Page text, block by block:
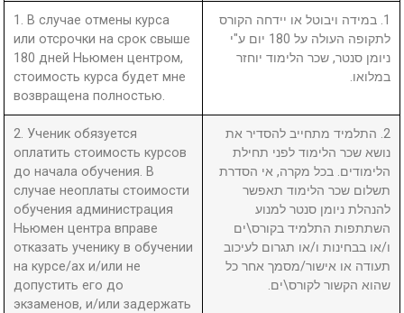
1. В случае отмены курса
или отсрочки на срок свыше
180 дней Ньюмен центром,
стоимость курса будет мне
возвращена полностью.
1. במידה ויבוטל או יידחה הקורס
לתקופה העולה על 180 יום ע"י
ניומן סנטר, שכר הלימוד יוחזר
במלואו.
2. Ученик обязуется
оплатить стоимость курсов
до начала обучения. В
случае неоплаты стоимости
обучения администрация
Ньюмен центра вправе
отказать ученику в обучении
на курсе/ах и/или не
допустить его до
экзаменов, и/или задержать
2. התלמיד מתחייב להסדיר את
נושא שכר הלימוד לפני תחילת
הלימודים. בכל מקרה, אי הסדרת
תשלום שכר הלימוד תאפשר
להנהלת ניומן סנטר למנוע
השתתפות התלמיד בקורס\ים
ו/או בבחינות ו/או תגרום לעיכוב
תעודה או אישור/מסמך אחר כל
שהוא הקשור לקורס\ים.